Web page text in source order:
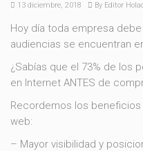
13 diciembre, 2018 By Editor
Hoy día toda empresa
audiencias se encuentran
¿Sabías que el 73% de los
en Internet ANTES de
Recordemos los
web:
– Mayor visibilidad y